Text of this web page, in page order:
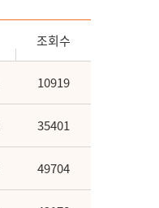
조회수
10919
35401
49704